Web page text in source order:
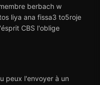
berbach w
liya ana fissa3 to5roje
CBS l'oblige
peux l'envoyer à un